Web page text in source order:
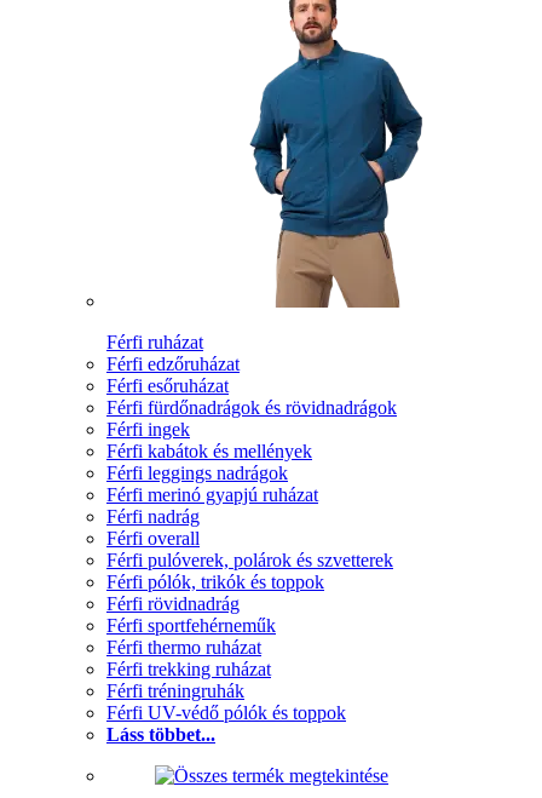
Férfi ruházat
Férfi edzőruházat
Férfi esőruházat
Férfi fürdőnadrágok és rövidnadrágok
Férfi ingek
Férfi kabátok és mellények
Férfi leggings nadrágok
Férfi merinó gyapjú ruházat
Férfi nadrág
Férfi overall
Férfi pulóverek, polárok és szvetterek
Férfi pólók, trikók és toppok
Férfi rövidnadrág
Férfi sportfehérneműk
Férfi thermo ruházat
Férfi trekking ruházat
Férfi tréningruhák
Férfi UV-védő pólók és toppok
Láss többet...